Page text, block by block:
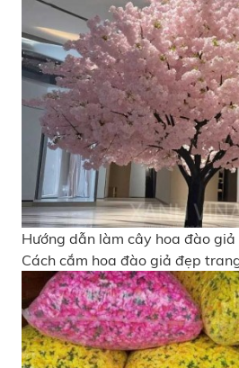
Hướng dẫn làm cây hoa đào giả
Cách cắm hoa đào giả đẹp